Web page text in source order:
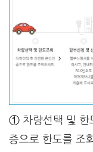
① 차량선택 및 한
증으로 한도를 조회.